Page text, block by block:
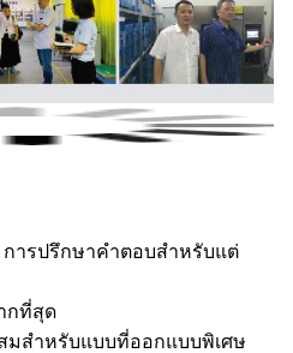
ารปรึกษาคําตอบสําหรับแต่
กที่สุด
มสําหรับแบบที่ออกแบบพิเศษ